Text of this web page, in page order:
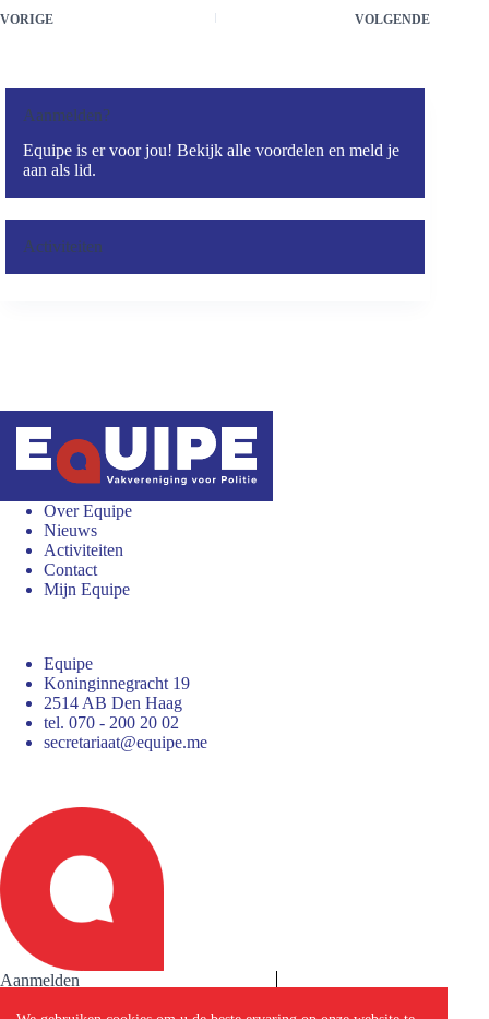
VORIGE VOLGENDE
Aanmelden?
Equipe is er voor jou! Bekijk alle voordelen en meld je
aan als lid.
Activiteiten
Over Equipe
Nieuws
Activiteiten
Contact
Mijn Equipe
Equipe
Koninginnegracht 19
2514 AB Den Haag
tel. 070 - 200 20 02
secretariaat@equipe.me
Aanmelden